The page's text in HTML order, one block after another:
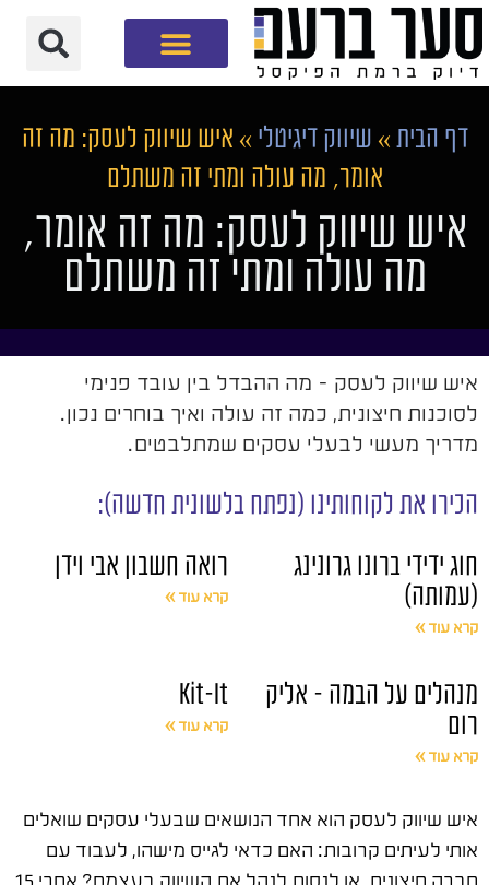
דף הבית » שיווק דיגיטלי » איש שיווק לעסק: מה זה
אומר, מה עולה ומתי זה משתלם
איש שיווק לעסק: מה זה אומר,
מה עולה ומתי זה משתלם
איש שיווק לעסק - מה ההבדל בין עובד פנימי
לסוכנות חיצונית, כמה זה עולה ואיך בוחרים נכון.
מדריך מעשי לבעלי עסקים שמתלבטים.
הכירו את לקוחותינו (נפתח בלשונית חדשה):
חוג ידידי ברונו גרונינג
(עמותה)
קרא עוד »
רואה חשבון אבי וידן
קרא עוד »
מנהלים על הבמה – אליק
רום
קרא עוד »
Kit-It
קרא עוד »
איש שיווק לעסק הוא אחד הנושאים שבעלי עסקים שואלים
אותי לעיתים קרובות: האם כדאי לגייס מישהו, לעבוד עם